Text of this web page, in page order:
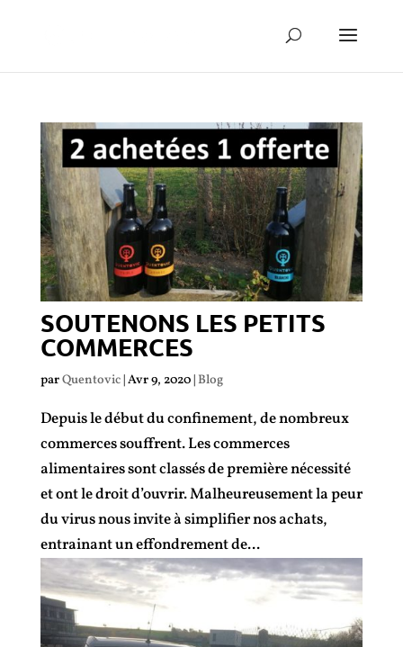
SOUTENONS LES PETITS
COMMERCES
parQuentovic| Avr 9, 2020| Blog
Depuis le début du confinement, de nombreux
commerces souffrent. Les commerces
alimentaires sont classés de première nécessité
et ont le droit d’ouvrir. Malheureusement la peur
du virus nous invite à simplifier nos achats,
entrainant un effondrement de...